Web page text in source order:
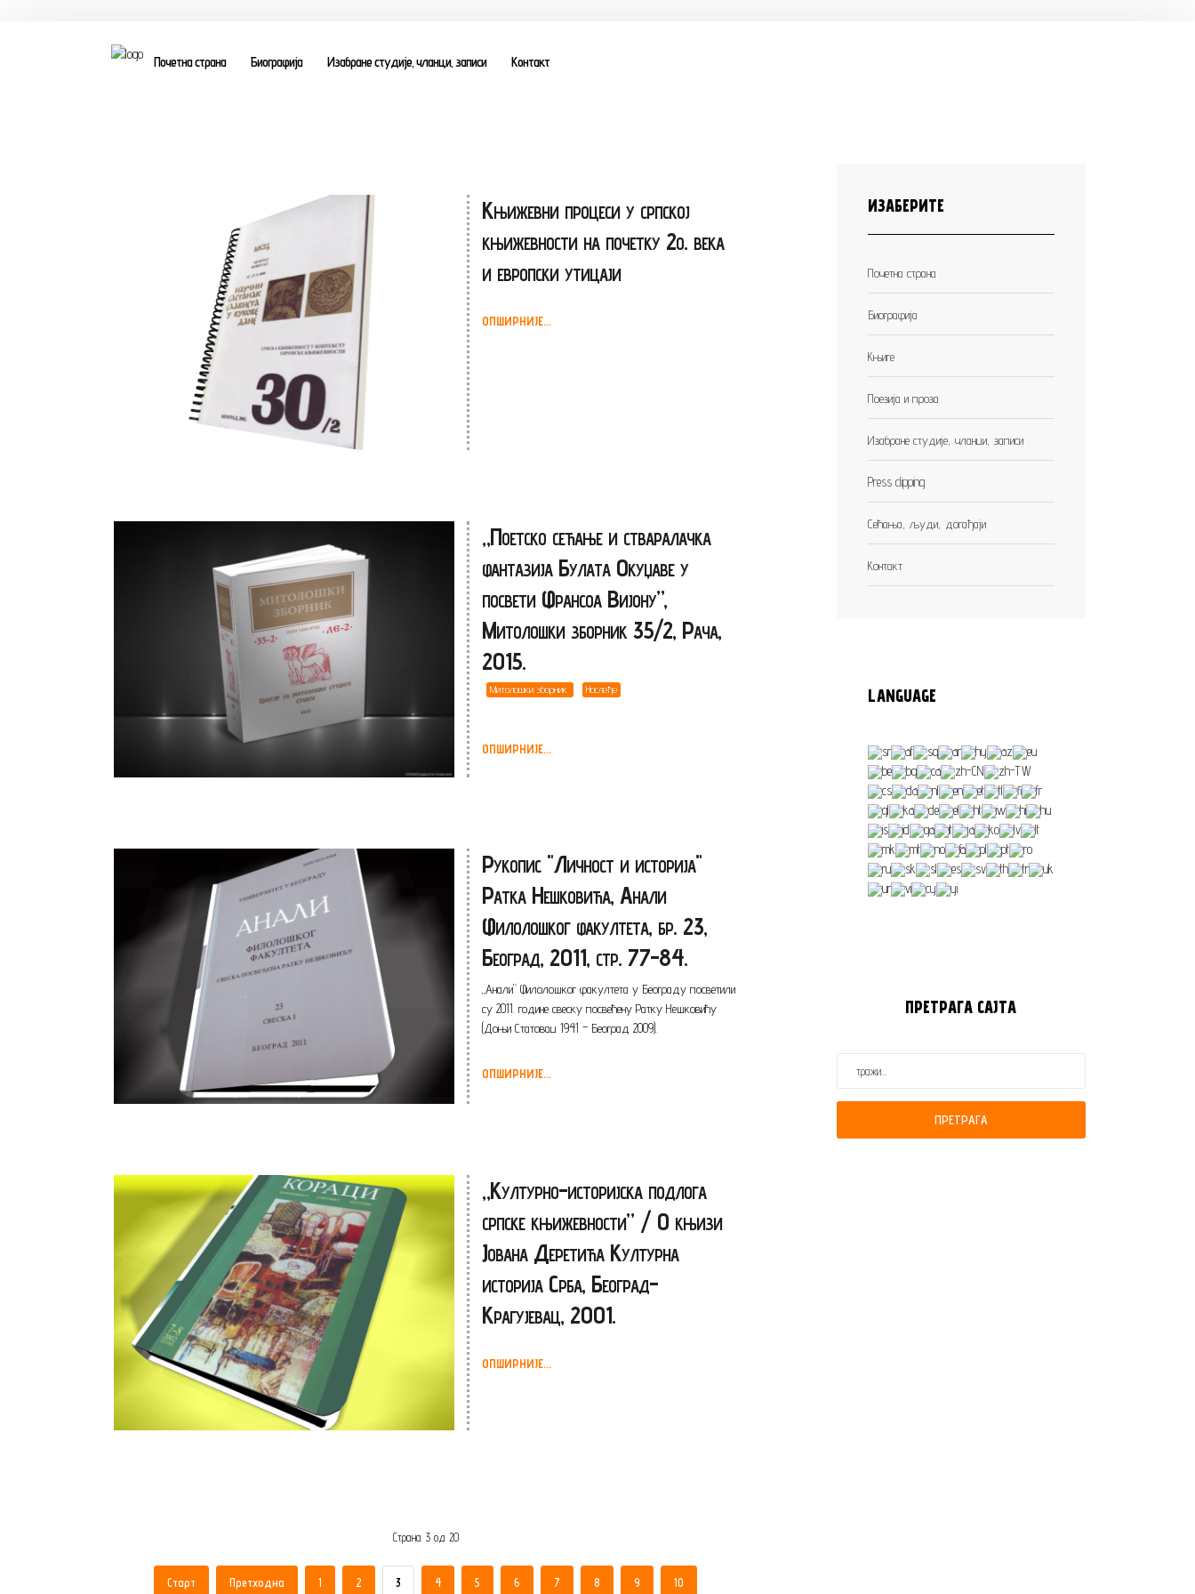
Изабране студије, чланци, записи
Почетна страна Биографија Изабране студије, чланци, записи Контакт
Књижевни процеси у српској
књижевности на почетку 2о. века
и европски утицаји
ОПШИРНИЈЕ...
„Поетско сећање и стваралачка
фантазија Булата Окуџаве у
посвети Франсоа Вијону”,
Митолошки зборник 35/2, Рача,
2015.
Митолошки зборник Наслеђе
ОПШИРНИЈЕ...
Рукопис "Личност и историја"
Ратка Нешковића, Анали
Филолошког факултета, бр. 23,
Београд, 2011, стр. 77-84.
„Анали” Филолошког факултета у Београду посветили
су 2011. године свеску посвећену Ратку Нешковићу
(Доњи Статовац 1941 – Београд 2009).
ОПШИРНИЈЕ...
„Културно-историјска подлога
српске књижевности” / О књизи
Јована Деретића Културна
историја Срба, Београд-
Крагујевац, 2001.
ОПШИРНИЈЕ...
Страна 3 од 20
Старт Претходна 1 2 3 4 5 6 7 8 9 10
ИЗАБЕРИТЕ
Почетна страна
Биографија
Књиге
Поезија и проза
Изабране студије, чланци, записи
Press clipping
Сећања, људи, догађаји
Контакт
LANGUAGE
ПРЕТРАГА САЈТА
ПРЕТРАГА